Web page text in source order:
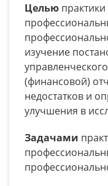
Целью
изучение
(финансовой)
недостатков и
улучшения в
Задачами